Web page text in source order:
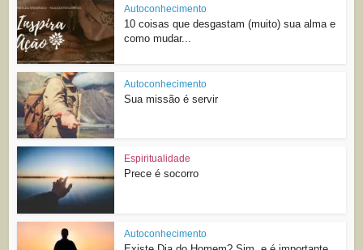
Autoconhecimento
10 coisas que desgastam (muito) sua alma e
como mudar...
Autoconhecimento
Sua missão é servir
Espiritualidade
Prece é socorro
Autoconhecimento